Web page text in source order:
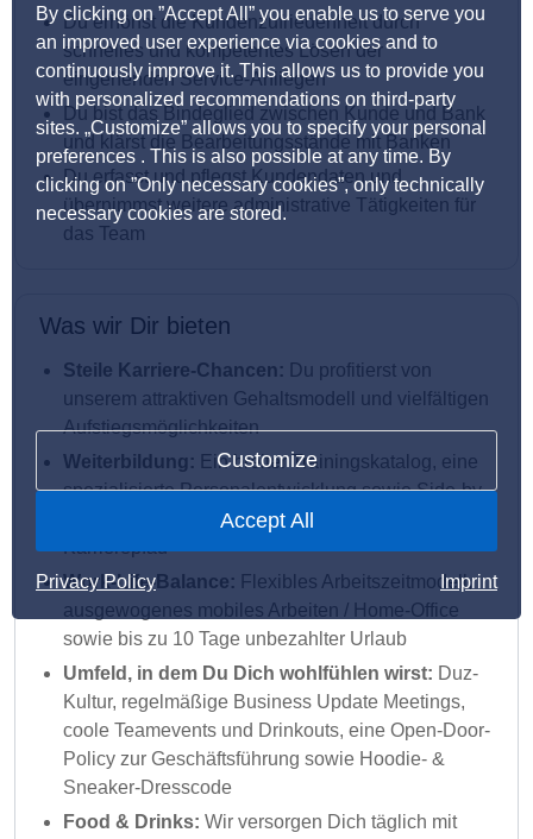
By clicking on ”Accept All” you enable us to serve you
an improved user experience via cookies and to
continuously improve it. This allows us to provide you
with personalized recommendations on third-party
sites. „Customize” allows you to specify your personal
preferences . This is also possible at any time. By
clicking on ”Only necessary cookies”, only technically
necessary cookies are stored.
Customize
Accept All
Privacy Policy Imprint
Du erhöhst die Kundenzufriedenheit durch
schnelles und kompetentes Lösen der
eingehenden Service-Anliegen
Du bist das Bindeglied zwischen Kunde und Bank
und klärst die Bearbeitungsstände mit Banken
Du erfasst und pflegst Kundendaten und
übernimmst weitere administrative Tätigkeiten für
das Team
Was wir Dir bieten
Steile Karriere-Chancen: Du profitierst von
unserem attraktiven Gehaltsmodell und vielfältigen
Aufstiegsmöglichkeiten
Weiterbildung: Ein breiter Trainingskatalog, eine
spezialisierte Personalentwicklung sowie Side-by-
Side Coaching unterstützen Dich auf Deinem
Karrierepfad
Work-Life-Balance: Flexibles Arbeitszeitmodell,
ausgewogenes mobiles Arbeiten / Home-Office
sowie bis zu 10 Tage unbezahlter Urlaub
Umfeld, in dem Du Dich wohlfühlen wirst: Duz-
Kultur, regelmäßige Business Update Meetings,
coole Teamevents und Drinkouts, eine Open-Door-
Policy zur Geschäftsführung sowie Hoodie- &
Sneaker-Dresscode
Food & Drinks: Wir versorgen Dich täglich mit